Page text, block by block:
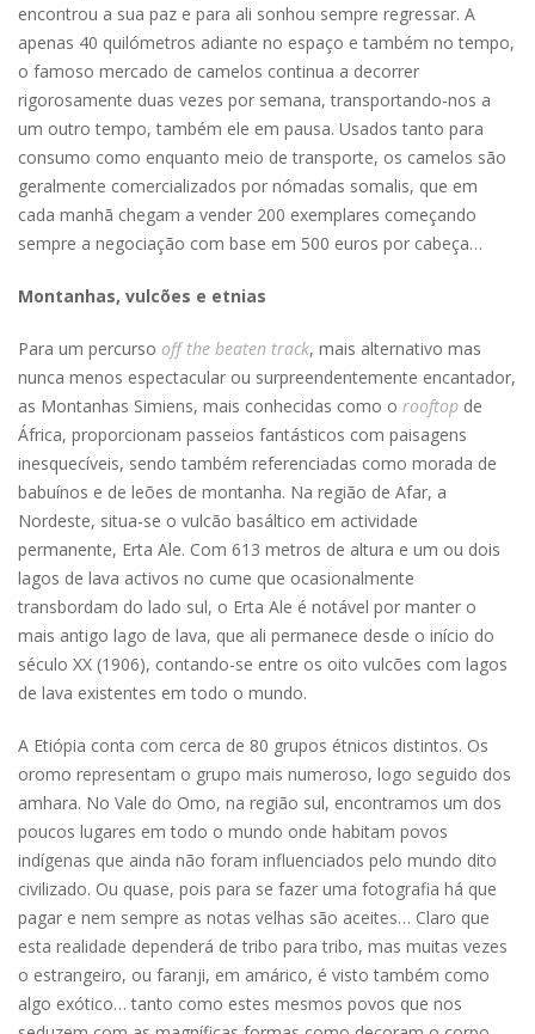
encontrou a sua paz e para ali sonhou sempre regressar. A
apenas 40 quilómetros adiante no espaço e também no tempo,
o famoso mercado de camelos continua a decorrer
rigorosamente duas vezes por semana, transportando-nos a
um outro tempo, também ele em pausa. Usados tanto para
consumo como enquanto meio de transporte, os camelos são
geralmente comercializados por nómadas somalis, que em
cada manhã chegam a vender 200 exemplares começando
sempre a negociação com base em 500 euros por cabeça…
Montanhas, vulcões e etnias
Para um percurso off the beaten track, mais alternativo mas
nunca menos espectacular ou surpreendentemente encantador,
as Montanhas Simiens, mais conhecidas como o rooftop de
África, proporcionam passeios fantásticos com paisagens
inesquecíveis, sendo também referenciadas como morada de
babuínos e de leões de montanha. Na região de Afar, a
Nordeste, situa-se o vulcão basáltico em actividade
permanente, Erta Ale. Com 613 metros de altura e um ou dois
lagos de lava activos no cume que ocasionalmente
transbordam do lado sul, o Erta Ale é notável por manter o
mais antigo lago de lava, que ali permanece desde o início do
século XX (1906), contando-se entre os oito vulcões com lagos
de lava existentes em todo o mundo.
A Etiópia conta com cerca de 80 grupos étnicos distintos. Os
oromo representam o grupo mais numeroso, logo seguido dos
amhara. No Vale do Omo, na região sul, encontramos um dos
poucos lugares em todo o mundo onde habitam povos
indígenas que ainda não foram influenciados pelo mundo dito
civilizado. Ou quase, pois para se fazer uma fotografia há que
pagar e nem sempre as notas velhas são aceites… Claro que
esta realidade dependerá de tribo para tribo, mas muitas vezes
o estrangeiro, ou faranji, em amárico, é visto também como
algo exótico… tanto como estes mesmos povos que nos